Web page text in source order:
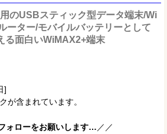
のUSBスティック型データ端末/Wi
ーター/モバイルバッテリーとして
る面白いWiMAX2+端末
]
が含まれています。
ォローをお願いします… ／／